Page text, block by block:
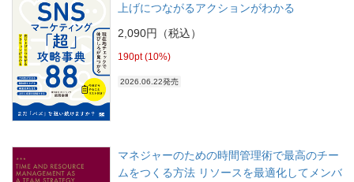
上げにつながるアクションがわかる
2,090円（税込）
190pt (10%)
2026.06.22発売
マネジャーのための時間管理術で最高のチー
ムをつくる方法 リソースを最適化してメンバ